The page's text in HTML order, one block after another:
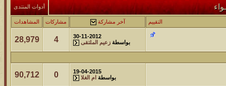
مشاركات المشاهدات
آخر مشاركة
212805 آخر رد: محمد الخضيري
آخر مشاركة
آخر مشاركة
أدوات المنتدى
التقييم آخر مشاركة مشاركات المشاهدات
30-11-2012
بواسطة زعيم الملتقى 4
28,979
19-04-2015
بواسطة ام الغلا 0
90,712